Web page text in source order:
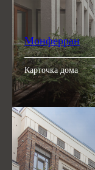
Монферран
Карточка дома